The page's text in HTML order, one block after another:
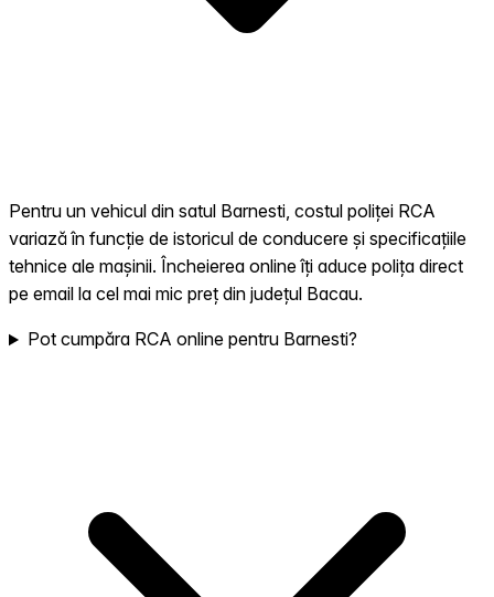
Pentru un vehicul din satul Barnesti, costul poliței RCA
variază în funcție de istoricul de conducere și specificațiile
tehnice ale mașinii. Încheierea online îți aduce polița direct
pe email la cel mai mic preț din județul Bacau.
Pot cumpăra RCA online pentru Barnesti?